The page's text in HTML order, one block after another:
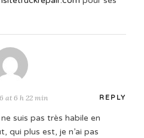
at 6 h 22 min REPLY
suis pas très habile en
qui plus est, je n’ai pas